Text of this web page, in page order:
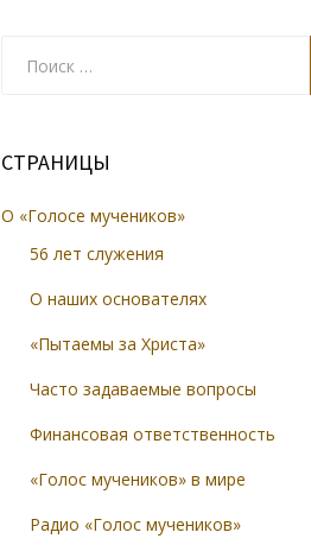
СТРАНИЦЫ
О «Голосе мучеников»
56 лет служения
О наших основателях
«Пытаемы за Христа»
Часто задаваемые вопросы
Финансовая ответственность
«Голос мучеников» в мире
Радио «Голос мучеников»